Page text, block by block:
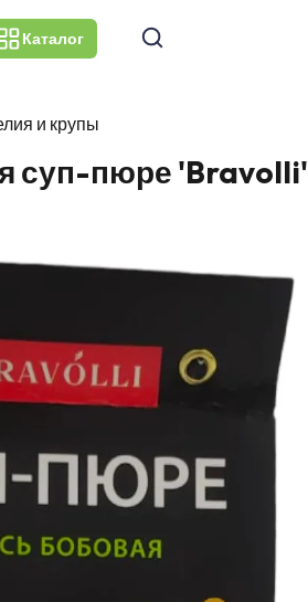
Каталог
и крупы
суп-пюре 'Bravolli'